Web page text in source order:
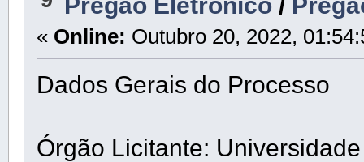
« Online: Outubro 20, 2022,
Dados Gerais do Processo
Órgão Licitante: